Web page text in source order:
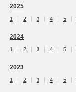
2025
1 2 3 4 5
2024
1 2 3 4 5
2023
1 2 3 4 5